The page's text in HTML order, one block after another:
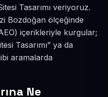
Tasarımı veriyoruz.
Bozdoğan ölçeğinde
içerikleriyle kurgular;
Tasarımı” ya da
aramalarda
Ne